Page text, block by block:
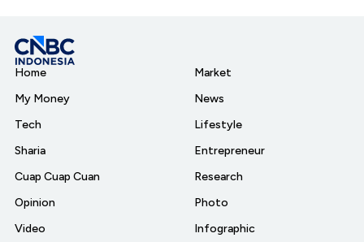
Home
My Money
Tech
Sharia
Cuap Cuap Cuan
Opinion
Video
Market
News
Lifestyle
Entrepreneur
Research
Photo
Infographic